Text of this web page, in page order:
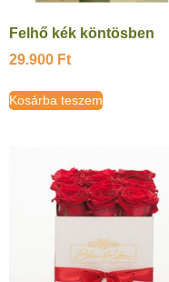
Felhő kék köntösben
29.900 Ft
Kosárba teszem